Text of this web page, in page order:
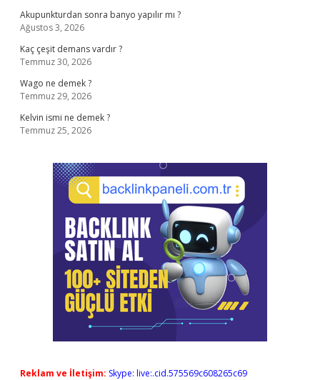
Akupunkturdan sonra banyo yapılır mı ?
Ağustos 3, 2026
Kaç çeşit demans vardır ?
Temmuz 30, 2026
Wago ne demek ?
Temmuz 29, 2026
Kelvin ismi ne demek ?
Temmuz 25, 2026
Reklam ve İletişim: Skype: live:.cid.575569c608265c69